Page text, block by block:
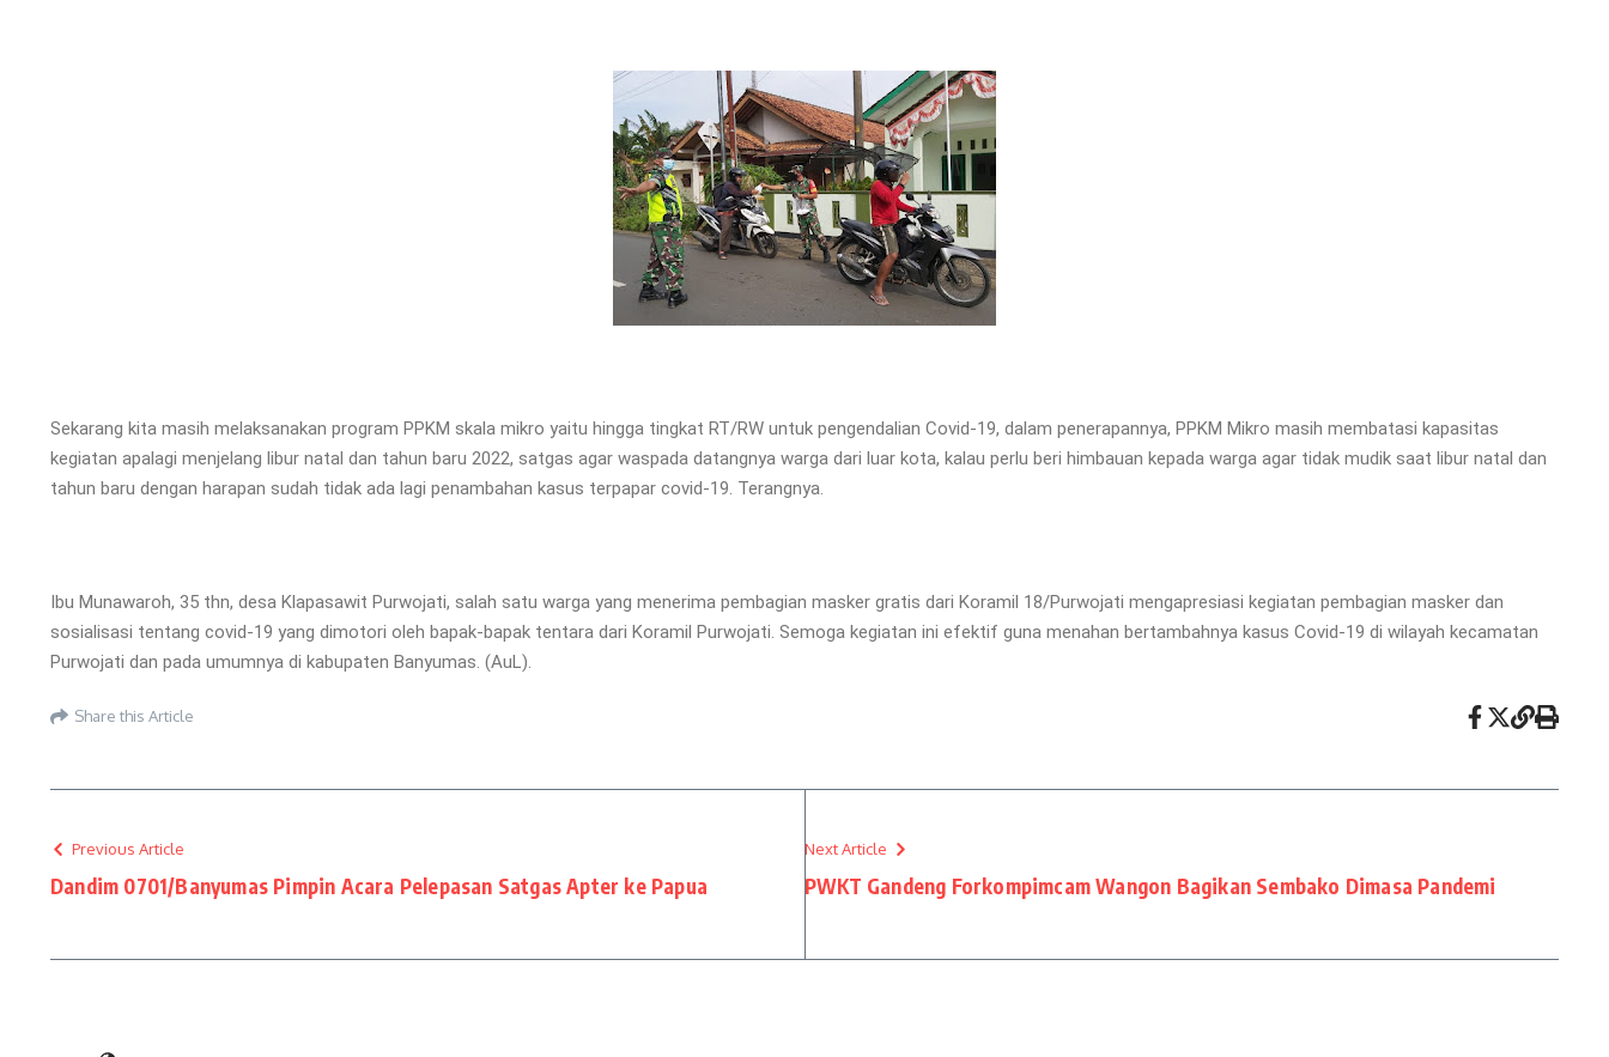
Sekarang kita masih melaksanakan program PPKM skala mikro yaitu hingga tingkat RT/RW untuk pengendalian Covid-19, dalam penerapannya, PPKM Mikro masih membatasi kapasitas
kegiatan apalagi menjelang libur natal dan tahun baru 2022, satgas agar waspada datangnya warga dari luar kota, kalau perlu beri himbauan kepada warga agar tidak mudik saat libur natal dan
tahun baru dengan harapan sudah tidak ada lagi penambahan kasus terpapar covid-19. Terangnya.
Ibu Munawaroh, 35 thn, desa Klapasawit Purwojati, salah satu warga yang menerima pembagian masker gratis dari Koramil 18/Purwojati mengapresiasi kegiatan pembagian masker dan
sosialisasi tentang covid-19 yang dimotori oleh bapak-bapak tentara dari Koramil Purwojati. Semoga kegiatan ini efektif guna menahan bertambahnya kasus Covid-19 di wilayah kecamatan
Purwojati dan pada umumnya di kabupaten Banyumas. (AuL).
Share this Article
Previous Article
Dandim 0701/Banyumas Pimpin Acara Pelepasan Satgas Apter ke Papua
Next Article
PWKT Gandeng Forkompimcam Wangon Bagikan Sembako Dimasa Pandemi